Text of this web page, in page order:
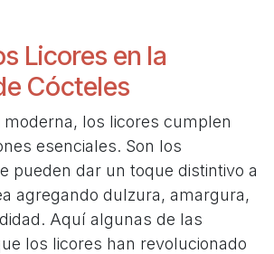
Licores en la
Cócteles
los licores cumplen
esenciales. Son los
pueden dar un toque distintivo a
agregando dulzura, amargura,
Aquí algunas de las
los licores han revolucionado